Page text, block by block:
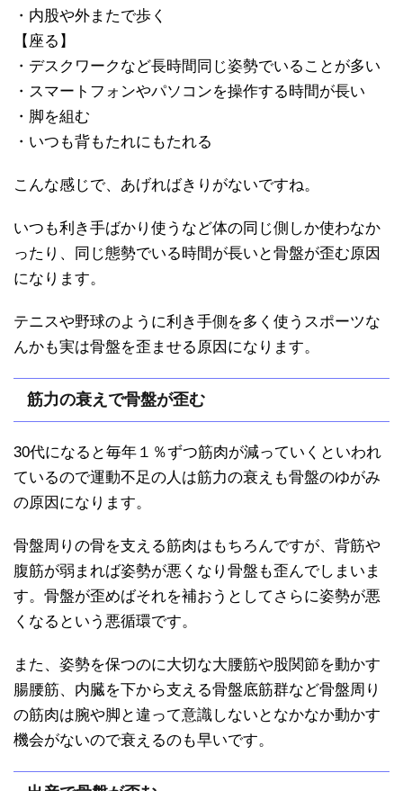
・内股や外またで歩く
【座る】
・デスクワークなど長時間同じ姿勢でいることが多い
・スマートフォンやパソコンを操作する時間が長い
・脚を組む
・いつも背もたれにもたれる
こんな感じで、あげればきりがないですね。
いつも利き手ばかり使うなど体の同じ側しか使わなか
ったり、同じ態勢でいる時間が長いと骨盤が歪む原因
になります。
テニスや野球のように利き手側を多く使うスポーツな
んかも実は骨盤を歪ませる原因になります。
筋力の衰えで骨盤が歪む
30代になると毎年１％ずつ筋肉が減っていくといわれ
ているので運動不足の人は筋力の衰えも骨盤のゆがみ
の原因になります。
骨盤周りの骨を支える筋肉はもちろんですが、背筋や
腹筋が弱まれば姿勢が悪くなり骨盤も歪んでしまいま
す。骨盤が歪めばそれを補おうとしてさらに姿勢が悪
くなるという悪循環です。
また、姿勢を保つのに大切な大腰筋や股関節を動かす
腸腰筋、内臓を下から支える骨盤底筋群など骨盤周り
の筋肉は腕や脚と違って意識しないとなかなか動かす
機会がないので衰えるのも早いです。